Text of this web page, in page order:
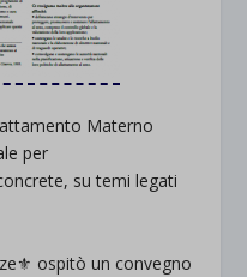
Materno
per
su temi legati
⚜️ ospitò un convegno